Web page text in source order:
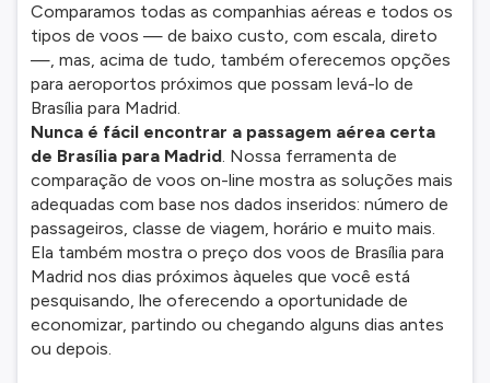
Comparamos todas as companhias aéreas e todos os
tipos de voos — de baixo custo, com escala, direto
—, mas, acima de tudo, também oferecemos opções
para aeroportos próximos que possam levá-lo de
Brasília para Madrid.
Nunca é fácil encontrar a passagem aérea certa
de Brasília para Madrid. Nossa ferramenta de
comparação de voos on-line mostra as soluções mais
adequadas com base nos dados inseridos: número de
passageiros, classe de viagem, horário e muito mais.
Ela também mostra o preço dos voos de Brasília para
Madrid nos dias próximos àqueles que você está
pesquisando, lhe oferecendo a oportunidade de
economizar, partindo ou chegando alguns dias antes
ou depois.